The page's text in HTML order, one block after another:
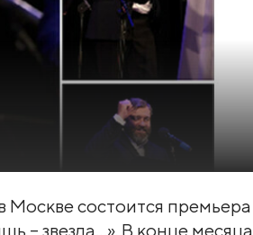
состоится премьера
– звезда…». В конце месяца